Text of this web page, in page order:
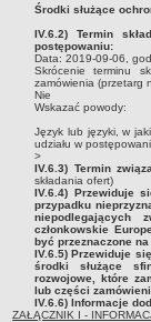
Środki służące
IV.6.2) Termin
postępowaniu:
Data:2019-09-06 ,
Skrócenie terminu
zamówienia (przetarg
Nie
Wskazać powody:
Język lub języki, w
udziału w
>
IV.6.3) Termin
składania ofert)
IV.6.4) Przewiduje
przypadku
niepodlegających
członkowskie
być przeznaczone
IV.6.5) Przewiduje
środki służące
rozwojowe, które
lub części
IV.6.6) Informacje
ZAŁĄCZNIK I -